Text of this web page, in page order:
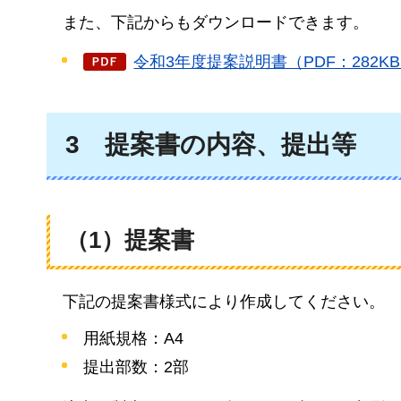
また、 下記からもダウンロードできます。
令和3年度提案説明書（PDF：
3 提案書の内容、提出等
（1）提案書
下記の提案書様式により作成してください。
用紙規格：A4
提出部数：2部